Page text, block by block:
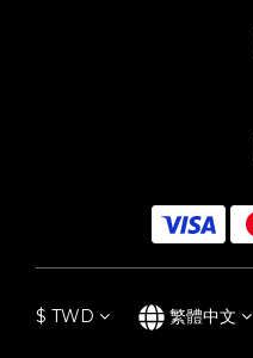
$ TWD 繁體中文